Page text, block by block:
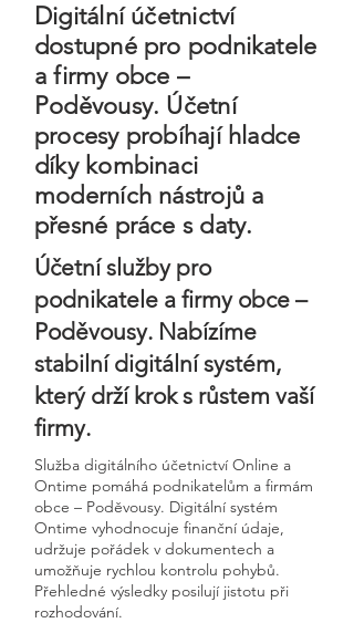
Digitální účetnictví
dostupné pro podnikatele
a firmy obce –
Poděvousy. Účetní
procesy probíhají hladce
díky kombinaci
moderních nástrojů a
přesné práce s daty.
Účetní služby pro
podnikatele a firmy obce –
Poděvousy. Nabízíme
stabilní digitální systém,
který drží krok s růstem vaší
firmy.
Služba digitálního účetnictví Online a
Ontime pomáhá podnikatelům a firmám
obce – Poděvousy. Digitální systém
Ontime vyhodnocuje finanční údaje,
udržuje pořádek v dokumentech a
umožňuje rychlou kontrolu pohybů.
Přehledné výsledky posilují jistotu při
rozhodování.